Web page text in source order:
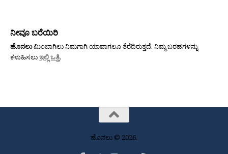
ನೀವೂ ಬರೆಯಿರಿ
ಹೊನಲುಮಿಂಬಾಗಿಲು ನಿಮಗಾಗಿ ಯಾವಾಗಲೂ ತೆರೆದಿರುತ್ತದೆ. ನಿಮ್ಮ ಬರಹಗಳನ್ನು
ಕಳುಹಿಸಲುಇಲ್ಲಿ ಒತ್ತಿ.
ಹೊನಲು © 2026.